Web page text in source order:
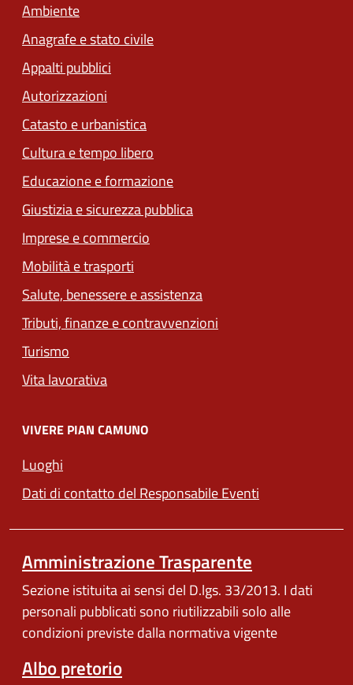
Ambiente
Anagrafe e stato civile
Appalti pubblici
Autorizzazioni
Catasto e urbanistica
Cultura e tempo libero
Educazione e formazione
Giustizia e sicurezza pubblica
Imprese e commercio
Mobilità e trasporti
Salute, benessere e assistenza
Tributi, finanze e contravvenzioni
Turismo
Vita lavorativa
VIVERE PIAN CAMUNO
Luoghi
Dati di contatto del Responsabile Eventi
Amministrazione Trasparente
Sezione istituita ai sensi del D.lgs. 33/2013. I dati
personali pubblicati sono riutilizzabili solo alle
condizioni previste dalla normativa vigente
Albo pretorio